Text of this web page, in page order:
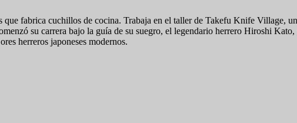
que fabrica cuchillos de cocina. Trabaja en el taller de Takefu Knife Village,
su carrera bajo la guía de su suegro, el legendario herrero Hiroshi
herreros japoneses modernos.